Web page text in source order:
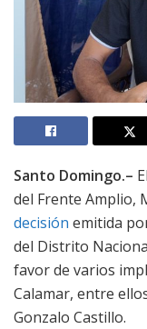
Santo Domingo.–
del Frente Amplio,
decisión emitida
del Distrito
favor de varios
Calamar, entre
Gonzalo Castillo.